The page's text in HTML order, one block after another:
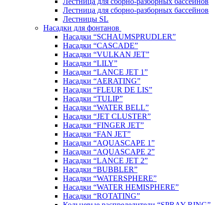
Лестница для сборно-разборных бассейнов
Лестницы SL
Насадки для фонтанов
Насадки “SCHAUMSPRUDLER”
Насадки “CASCADE”
Насадки “VULKAN JET”
Насадки “LILY”
Насадки “LANCE JET 1”
Насадки “AERATING”
Насадки “FLEUR DE LIS”
Насадки “TULIP”
Насадки “WATER BELL”
Насадки “JET CLUSTER”
Насадки “FINGER JET”
Насадки “FAN JET”
Насадки “AQUASCAPE 1”
Насадки “AQUASCAPE 2”
Насадки “LANCE JET 2”
Насадки “BUBBLER”
Насадки “WATERSPHERE”
Насадки “WATER HEMISPHERE”
Насадки “ROTATING”